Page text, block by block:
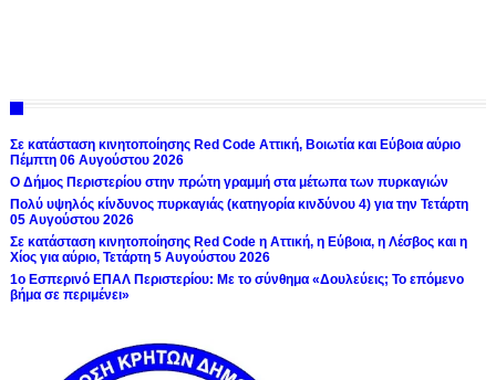
Σε κατάσταση κινητοποίησης Red Code Αττική, Βοιωτία και Εύβοια αύριο
Πέμπτη 06 Αυγούστου 2026
Ο Δήμος Περιστερίου στην πρώτη γραμμή στα μέτωπα των πυρκαγιών
Πολύ υψηλός κίνδυνος πυρκαγιάς (κατηγορία κινδύνου 4) για την Τετάρτη
05 Αυγούστου 2026
Σε κατάσταση κινητοποίησης Red Code η Αττική, η Εύβοια, η Λέσβος και η
Χίος για αύριο, Τετάρτη 5 Αυγούστου 2026
1ο Εσπερινό ΕΠΑΛ Περιστερίου: Με το σύνθημα «Δουλεύεις; Το επόμενο
βήμα σε περιμένει»